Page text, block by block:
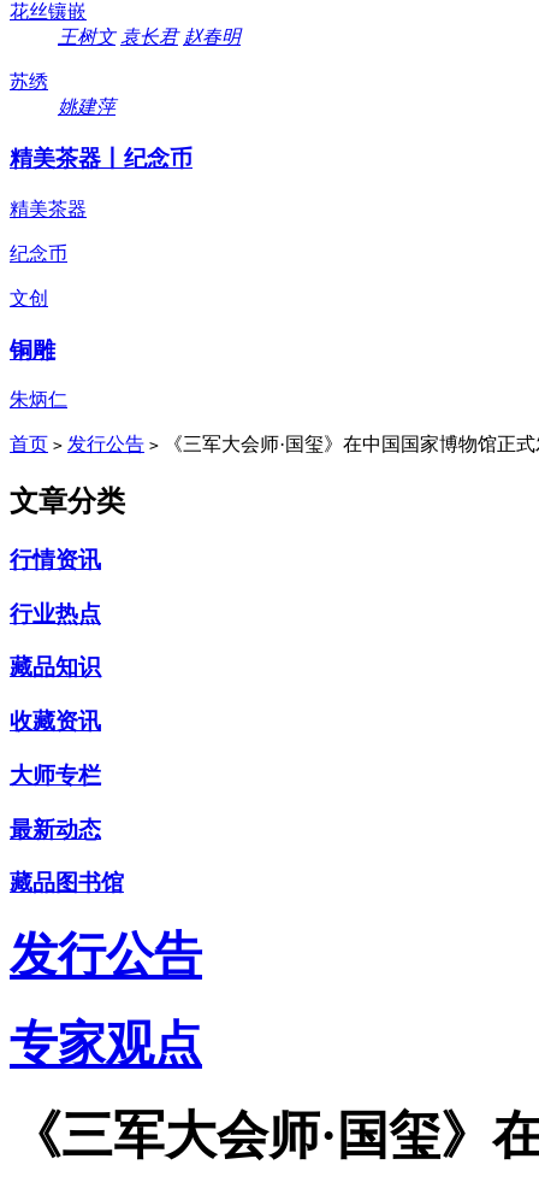
花丝镶嵌
王树文 袁长君 赵春明
苏绣
姚建萍
精美茶器丨纪念币
精美茶器
纪念币
文创
铜雕
朱炳仁
首页 > 发行公告 > 《三军大会师·国玺》在中国国家博物馆正
文章分类
行情资讯
行业热点
藏品知识
收藏资讯
大师专栏
最新动态
藏品图书馆
发行公告
专家观点
《三军大会师·国玺》